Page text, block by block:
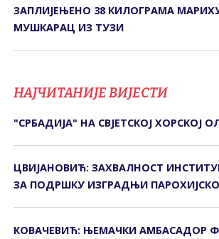
ЗАПЛИЈЕЊЕНО 38 КИЛОГРАМА
МУШКАРАЦ ИЗ ТУЗИ
НАЈЧИТАНИЈЕ ВИЈЕСТИ
"СРБАДИЈА" НА СВЈЕТСКОЈ ХОРСКОЈ
ЦВИЈАНОВИЋ: ЗАХВАЛНОСТ
ЗА ПОДРШКУ ИЗГРАДЊИ
КОВАЧЕВИЋ: ЊЕМАЧКИ АМБАСАДОР